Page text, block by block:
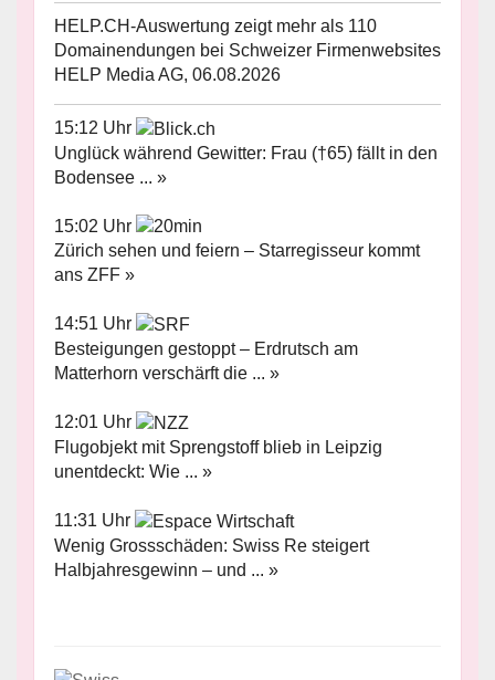
HELP.CH-Auswertung zeigt mehr als 110
Domainendungen bei Schweizer Firmenwebsites
HELP Media AG, 06.08.2026
15:12 Uhr
Unglück während Gewitter: Frau (†65) fällt in den
Bodensee ... »
15:02 Uhr
Zürich sehen und feiern – Starregisseur kommt
ans ZFF »
14:51 Uhr
Besteigungen gestoppt – Erdrutsch am
Matterhorn verschärft die ... »
12:01 Uhr
Flugobjekt mit Sprengstoff blieb in Leipzig
unentdeckt: Wie ... »
11:31 Uhr
Wenig Grossschäden: Swiss Re steigert
Halbjahresgewinn – und ... »